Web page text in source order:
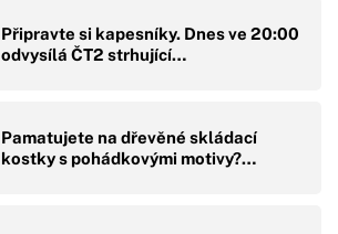
Připravte si kapesníky. Dnes ve 20:00
odvysílá ČT2 strhující…
Pamatujete na dřevěné skládací
kostky s pohádkovými motivy?…